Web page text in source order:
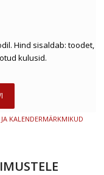
Hind sisaldab: toodet,
kulusid.
KALENDERMÄRKMIKUD